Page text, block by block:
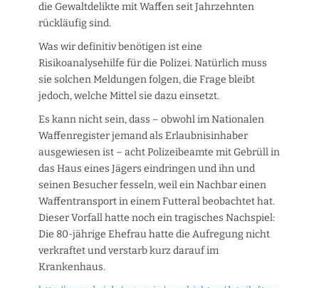
die Gewaltdelikte mit Waffen seit Jahrzehnten
rückläufig sind.
Was wir definitiv benötigen ist eine
Risikoanalysehilfe für die Polizei. Natürlich muss
sie solchen Meldungen folgen, die Frage bleibt
jedoch, welche Mittel sie dazu einsetzt.
Es kann nicht sein, dass – obwohl im Nationalen
Waffenregister jemand als Erlaubnisinhaber
ausgewiesen ist – acht Polizeibeamte mit Gebrüll in
das Haus eines Jägers eindringen und ihn und
seinen Besucher fesseln, weil ein Nachbar einen
Waffentransport in einem Futteral beobachtet hat.
Dieser Vorfall hatte noch ein tragisches Nachspiel:
Die 80-jährige Ehefrau hatte die Aufregung nicht
verkraftet und verstarb kurz darauf im
Krankenhaus.